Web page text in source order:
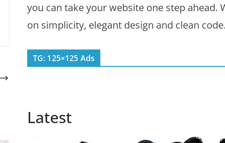
you can take your website one step ahead.
on simplicity, elegant design and clean code.
TG: 125×125 Ads
Latest